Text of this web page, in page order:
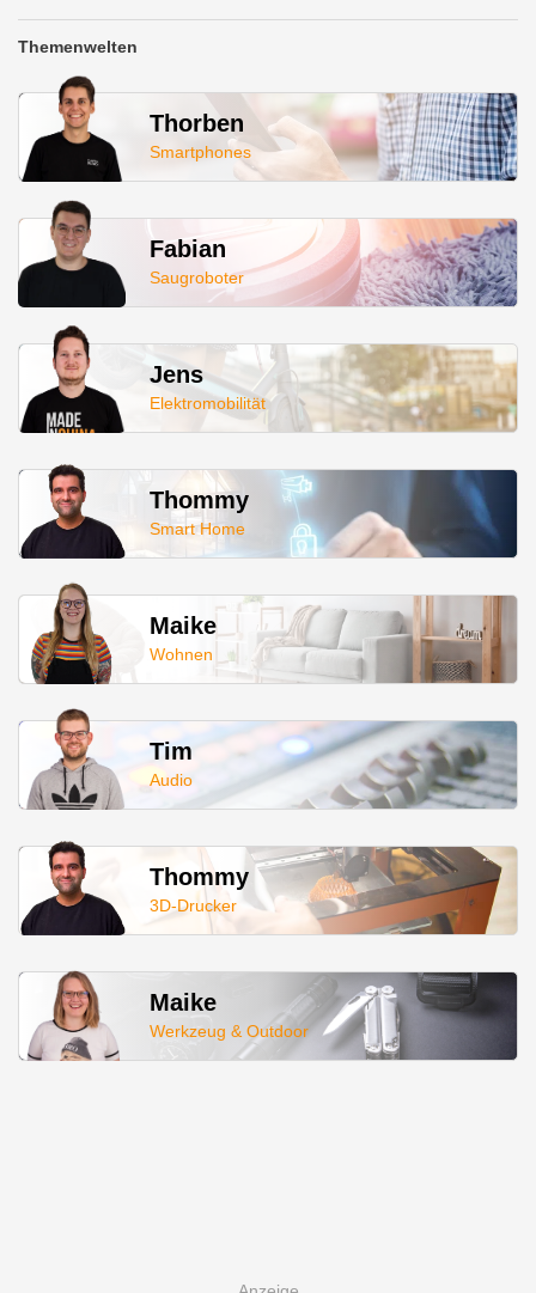
Themenwelten
Thorben
Smartphones
Fabian
Saugroboter
Jens
Elektromobilität
Thommy
Smart Home
Maike
Wohnen
Tim
Audio
Thommy
3D-Drucker
Maike
Werkzeug & Outdoor